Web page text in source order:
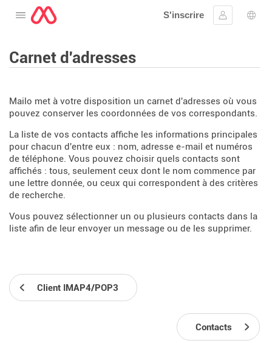
Ouvrir le menu
S'inscrire
Se
Carnet d'adresses
Mailo met à votre disposition un carnet d'adresses où vous
pouvez conserver les coordonnées de vos correspondants.
La liste de vos contacts affiche les informations principales
pour chacun d'entre eux : nom, adresse e-mail et numéros
de téléphone. Vous pouvez choisir quels contacts sont
affichés : tous, seulement ceux dont le nom commence par
une lettre donnée, ou ceux qui correspondent à des critères
de recherche.
Vous pouvez sélectionner un ou plusieurs contacts dans la
liste afin de leur envoyer un message ou de les supprimer.
Client IMAP4/POP3
Contacts